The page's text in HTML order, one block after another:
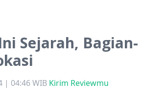
Sejarah, Bagian-
| 04:46 WIB Kirim Reviewmu